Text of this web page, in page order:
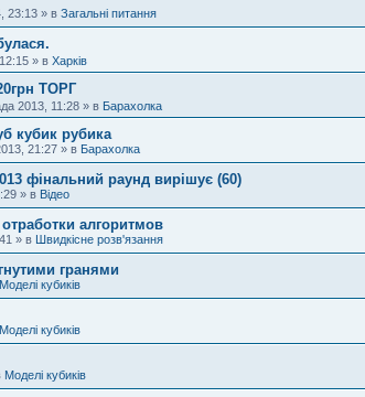
23:13 » в Загальні питання
» в Харків
ТОРГ
2013, 11:28 » в Барахолка
кубик рубика
21:27 » в Барахолка
фінальний раунд вирішує (60)
» в Відео
алгоритмов
» в Швидкісне розв'язання
гранями
Моделі кубиків
Моделі кубиків
Моделі кубиків